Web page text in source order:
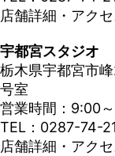
店舗詳細・アクセ
宇都宮スタジオ
栃木県宇都宮市
号室
営業時間：9:00
TEL：0287-74-
店舗詳細・アクセ